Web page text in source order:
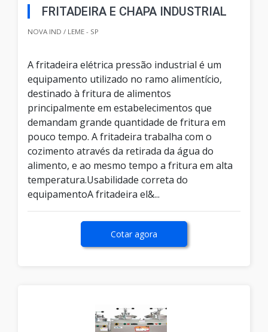
FRITADEIRA E CHAPA INDUSTRIAL
NOVA IND / LEME - SP
A fritadeira elétrica pressão industrial é um
equipamento utilizado no ramo alimentício,
destinado à fritura de alimentos
principalmente em estabelecimentos que
demandam grande quantidade de fritura em
pouco tempo. A fritadeira trabalha com o
cozimento através da retirada da água do
alimento, e ao mesmo tempo a fritura em alta
temperatura.Usabilidade correta do
equipamentoA fritadeira el&...
Cotar agora